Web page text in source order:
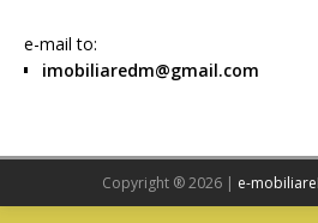
e-mail to:
imobiliaredm@gmail.com
Copyright ® 2026 | e-